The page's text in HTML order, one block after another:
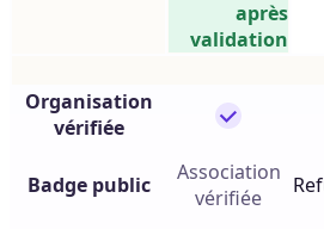
après
validation
Organisation
vérifiée
Badge public
Association
vérifiée